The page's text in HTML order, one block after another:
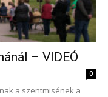
– VIDEÓ
0
a szentmisének a